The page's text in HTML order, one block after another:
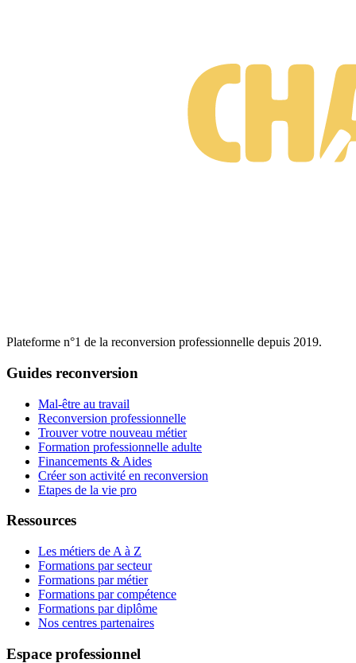
Plateforme n°1 de la reconversion professionnelle depuis 2019.
Guides reconversion
Mal-être au travail
Reconversion professionnelle
Trouver votre nouveau métier
Formation professionnelle adulte
Financements & Aides
Créer son activité en reconversion
Etapes de la vie pro
Ressources
Les métiers de A à Z
Formations par secteur
Formations par métier
Formations par compétence
Formations par diplôme
Nos centres partenaires
Espace professionnel